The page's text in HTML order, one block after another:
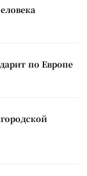
по Европе